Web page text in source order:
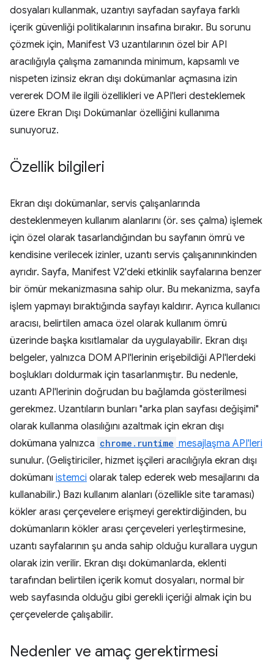
dosyaları kullanmak, uzantıyı sayfadan sayfaya farklı
içerik güvenliği politikalarının insafına bırakır. Bu sorunu
çözmek için, Manifest V3 uzantılarının özel bir API
aracılığıyla çalışma zamanında minimum, kapsamlı ve
nispeten izinsiz ekran dışı dokümanlar açmasına izin
vererek DOM ile ilgili özellikleri ve API'leri desteklemek
üzere Ekran Dışı Dokümanlar özelliğini kullanıma
sunuyoruz.
Özellik bilgileri
Ekran dışı dokümanlar, servis çalışanlarında
desteklenmeyen kullanım alanlarını (ör. ses çalma) işlemek
için özel olarak tasarlandığından bu sayfanın ömrü ve
kendisine verilecek izinler, uzantı servis çalışanınınkinden
ayrıdır. Sayfa, Manifest V2'deki etkinlik sayfalarına benzer
bir ömür mekanizmasına sahip olur. Bu mekanizma, sayfa
işlem yapmayı bıraktığında sayfayı kaldırır. Ayrıca kullanıcı
aracısı, belirtilen amaca özel olarak kullanım ömrü
üzerinde başka kısıtlamalar da uygulayabilir. Ekran dışı
belgeler, yalnızca DOM API'lerinin erişebildiği API'lerdeki
boşlukları doldurmak için tasarlanmıştır. Bu nedenle,
uzantı API'lerinin doğrudan bu bağlamda gösterilmesi
gerekmez. Uzantıların bunları "arka plan sayfası değişimi"
olarak kullanma olasılığını azaltmak için ekran dışı
dokümana yalnızca chrome.runtime mesajlaşma API'leri
sunulur. (Geliştiriciler, hizmet işçileri aracılığıyla ekran dışı
dokümanı istemci olarak talep ederek web mesajlarını da
kullanabilir.) Bazı kullanım alanları (özellikle site taraması)
kökler arası çerçevelere erişmeyi gerektirdiğinden, bu
dokümanların kökler arası çerçeveleri yerleştirmesine,
uzantı sayfalarının şu anda sahip olduğu kurallara uygun
olarak izin verilir. Ekran dışı dokümanlarda, eklenti
tarafından belirtilen içerik komut dosyaları, normal bir
web sayfasında olduğu gibi gerekli içeriği almak için bu
çerçevelerde çalışabilir.
Nedenler ve amaç gerektirmesi